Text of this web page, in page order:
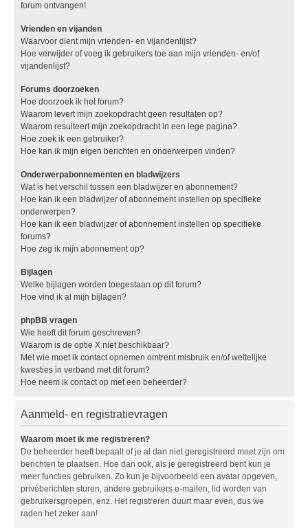
forum ontvangen!
Vrienden en vijanden
Waarvoor dient mijn vrienden- en vijandenlijst?
Hoe verwijder of voeg ik gebruikers toe aan mijn vrienden- en/of
vijandenlijst?
Forums doorzoeken
Hoe doorzoek ik het forum?
Waarom levert mijn zoekopdracht geen resultaten op?
Waarom resulteert mijn zoekopdracht in een lege pagina?
Hoe zoek ik een gebruiker?
Hoe kan ik mijn eigen berichten en onderwerpen vinden?
Onderwerpabonnementen en bladwijzers
Wat is het verschil tussen een bladwijzer en abonnement?
Hoe kan ik een bladwijzer of abonnement instellen op specifieke
onderwerpen?
Hoe kan ik een bladwijzer of abonnement instellen op specifieke
forums?
Hoe zeg ik mijn abonnement op?
Bijlagen
Welke bijlagen worden toegestaan op dit forum?
Hoe vind ik al mijn bijlagen?
phpBB vragen
Wie heeft dit forum geschreven?
Waarom is de optie X niet beschikbaar?
Met wie moet ik contact opnemen omtrent misbruik en/of wettelijke
kwesties in verband met dit forum?
Hoe neem ik contact op met een beheerder?
Aanmeld- en registratievragen
Waarom moet ik me registreren?
De beheerder heeft bepaalt of je al dan niet geregistreerd moet zijn om
berichten te plaatsen. Hoe dan ook, als je geregistreerd bent kun je
meer functies gebruiken. Zo kun je bijvoorbeeld een avatar opgeven,
privéberichten sturen, andere gebruikers e-mailen, lid worden van
gebruikersgroepen, enz. Het registreren duurt maar even, dus we
raden het zeker aan!